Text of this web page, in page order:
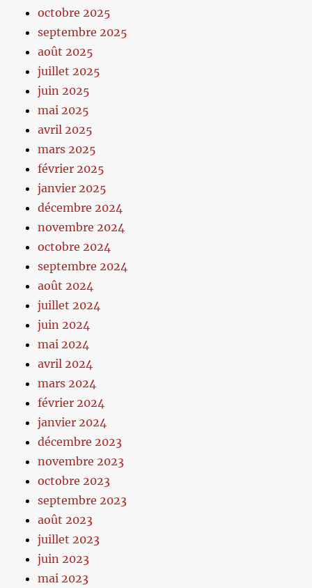
octobre 2025
septembre 2025
août 2025
juillet 2025
juin 2025
mai 2025
avril 2025
mars 2025
février 2025
janvier 2025
décembre 2024
novembre 2024
octobre 2024
septembre 2024
août 2024
juillet 2024
juin 2024
mai 2024
avril 2024
mars 2024
février 2024
janvier 2024
décembre 2023
novembre 2023
octobre 2023
septembre 2023
août 2023
juillet 2023
juin 2023
mai 2023